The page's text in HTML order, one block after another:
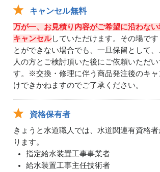
キャンセル無料
万が一、お見積り内容がご希望に沿わな
キャンセルしていただけます。その場です
とができない場合でも、一旦保留として
人の方とご検討頂いた後にご依頼いただ
す。※交換・修理に伴う商品発注後のキャ
けできかねますのでご了承ください。
資格保有者
きょうと水道職人では、水道関連有資格
ります。
指定給水装置工事事業者
給水装置工事主任技術者